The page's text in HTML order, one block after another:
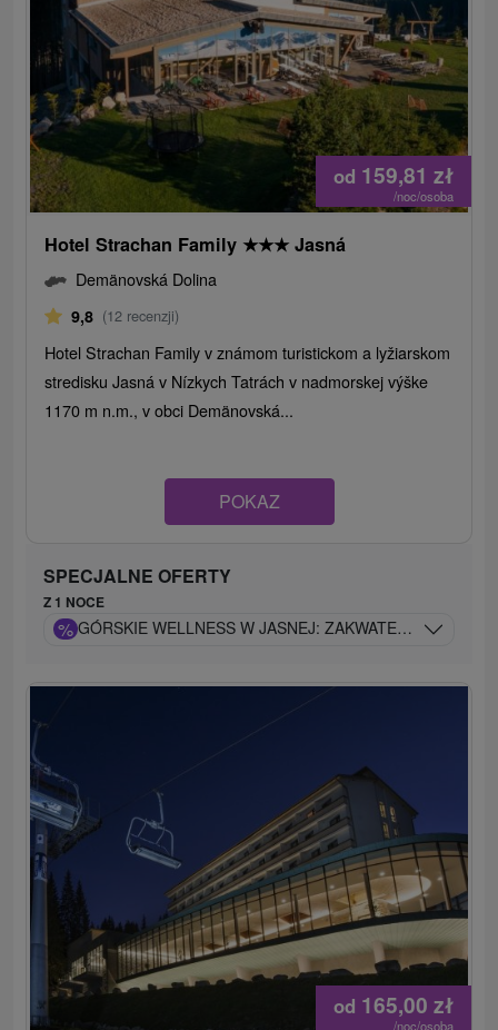
od 159,81 zł
/noc/osoba
Hotel Strachan Family ★★★ Jasná
Demänovská Dolina
9,8 (12 recenzji)
Hotel Strachan Family v známom turistickom a lyžiarskom
stredisku Jasná v Nízkych Tatrách v nadmorskej výške
1170 m n.m., v obci Demänovská...
POKAZ
SPECJALNE OFERTY
Z 1 NOCE
% GÓRSKIE WELLNESS W JASNEJ: ZAKWATEROWANIE
od 165,00 zł
/noc/osoba